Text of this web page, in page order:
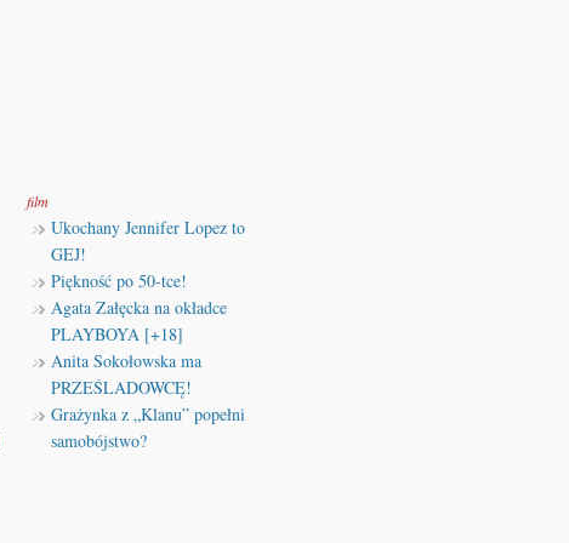
film
Ukochany Jennifer Lopez to
GEJ!
Piękność po 50-tce!
Agata Załęcka na okładce
PLAYBOYA [+18]
Anita Sokołowska ma
PRZEŚLADOWCĘ!
Grażynka z „Klanu” popełni
samobójstwo?